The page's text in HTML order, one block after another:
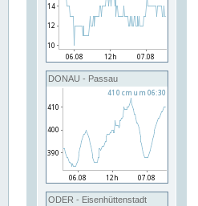
DONAU - Passau
ODER - Eisenhüttenstadt